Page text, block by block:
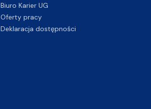
Biuro Karier UG
Oferty pracy
Deklaracja dostępności